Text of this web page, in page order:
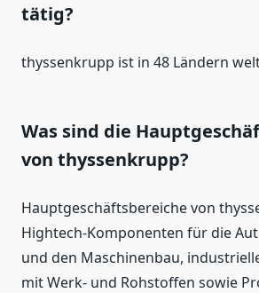
tätig?
thyssenkrupp ist in 48 Ländern
Was sind die
von thyssenkrupp?
Hauptgeschäftsbereiche von
Hightech-Komponenten für die
und den Maschinenbau,
mit Werk- und Rohstoffen sowie